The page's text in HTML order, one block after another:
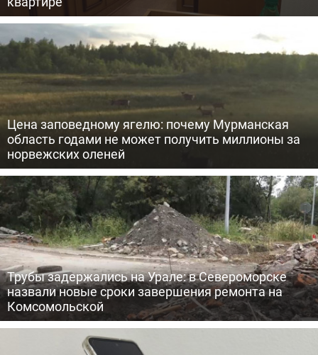
Цена заповедному ягелю: почему Мурманская
область годами не может получить миллионы за
норвежских оленей
Трубы задержались на Урале: в Североморске
назвали новые сроки завершения ремонта на
Комсомольской